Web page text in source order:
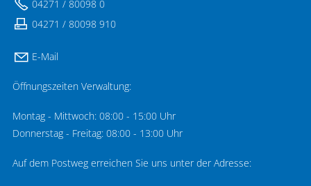
04271 / 80098 0
04271 / 80098 910
E-Mail
Öffnungszeiten Verwaltung:
Montag - Mittwoch: 08:00 - 15:00 Uhr
Donnerstag - Freitag: 08:00 - 13:00 Uhr
Auf dem Postweg erreichen Sie uns unter der Adresse: